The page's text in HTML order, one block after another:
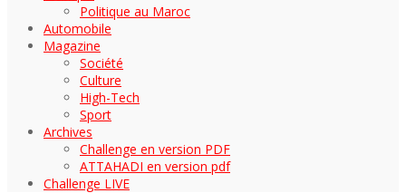
Politique au Maroc
Automobile
Magazine
Société
Culture
High-Tech
Sport
Archives
Challenge en version PDF
ATTAHADI en version pdf
Challenge LIVE